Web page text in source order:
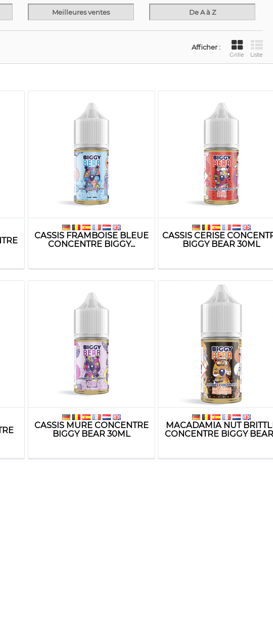
Meilleures ventes De A à Z
Afficher :
Grille Liste
CASSIS FRAMBOISE BLEUE
CONCENTRE BIGGY...
CASSIS CERISE
BIGGY BEAR 30ML
CASSIS MURE CONCENTRE
BIGGY BEAR 30ML
MACADAMIA NUT
CONCENTRE BIGGY